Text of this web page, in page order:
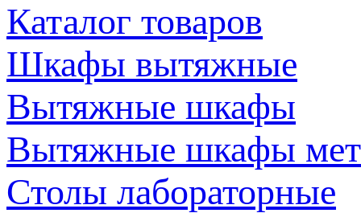
Каталог товаров
Шкафы вытяжные
Вытяжные шкафы
Вытяжные шкафы
Столы лабораторные